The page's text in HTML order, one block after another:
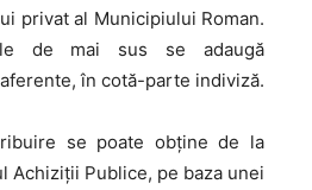
privat al Municipiului Roman.
de mai sus se adaugă
în cotă-parte indiviză.
se poate obține de la
Achiziții Publice, pe baza unei